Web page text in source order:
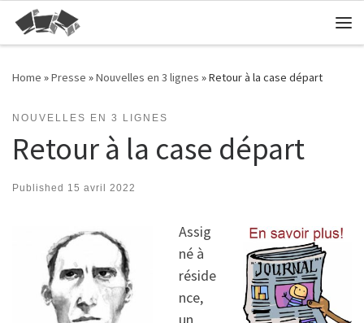
Skip to content
Home »Presse »Nouvelles en 3 lignes »Retour à la case départ
NOUVELLES EN 3 LIGNES
Retour à la case départ
Published 15 avril 2022
Assig
né à
réside
nce,
un